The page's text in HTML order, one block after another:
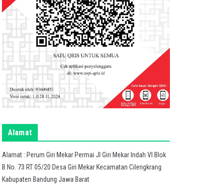
Alamat
Alamat : Perum Giri Mekar Permai Jl Giri Mekar Indah VI Blok
B No. 73 RT 05/20 Desa Giri Mekar Kecamatan Cilengkrang
Kabupaten Bandung Jawa Barat